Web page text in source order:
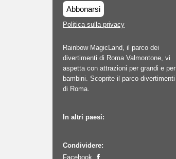
Abbonarsi
Politica sulla privacy
Rainbow MagicLand, il parco dei
divertimenti di Roma Valmontone, vi
aspetta con attrazioni per grandi e per
bambini. Scoprite il parco divertimenti
di Roma.
In altri paesi:
Condividere:
Facebook